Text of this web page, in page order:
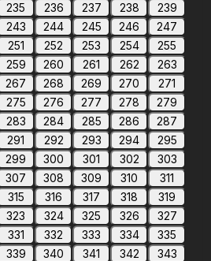
235 236 237 238
239
243 244 245 246
247
251 252 253 254
255
259 260 261 262
263
267 268 269 270
271
275 276 277 278
279
283 284 285 286
287
291 292 293 294
295
299 300 301 302
303
307 308 309 310
311
315 316 317 318
319
323 324 325 326
327
331 332 333 334
335
339 340 341 342
343